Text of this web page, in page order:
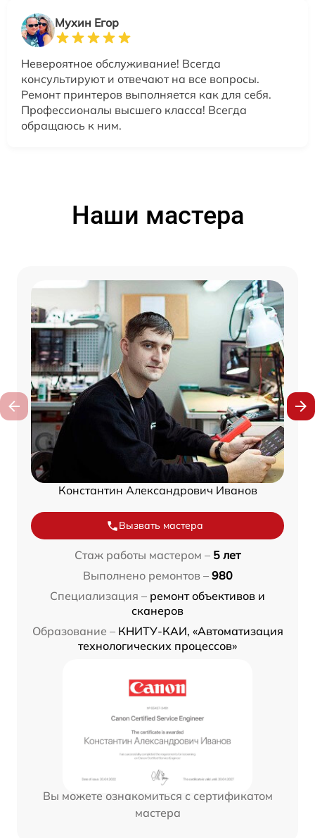
Мухин Егор
Невероятное обслуживание! Всегда
консультируют и отвечают на все вопросы.
Ремонт принтеров выполняется как для себя.
Профессионалы высшего класса! Всегда
обращаюсь к ним.
Наши мастера
Константин Александрович Иванов
Вызвать мастера
Стаж работы мастером – 5 лет
Выполнено ремонтов – 980
Специализация – ремонт объективов и
сканеров
Образование – КНИТУ-КАИ, «Автоматизация
технологических процессов»
Вы можете ознакомиться с сертификатом
мастера